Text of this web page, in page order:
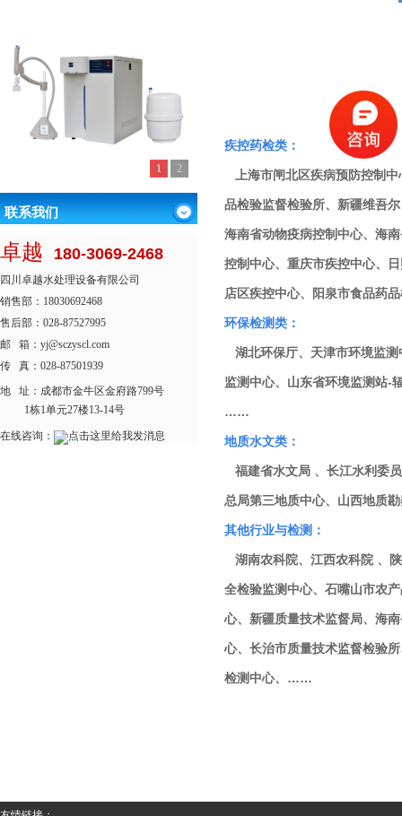
1 2
联系我们
卓越 180-3069-2468
四川卓越水处理设备有限公司
销售部：18030692468
售后部：028-87527995
邮 箱：yj@sczyscl.com
传 真：028-87501939
地 址： 成都市金牛区金府路799号
1栋1单元27楼13-14号
在线咨询：
疾控药检类：
上海市闸北区疾病预防控制中
品检验监督检验所、新疆维吾
海南省动物疫病控制中心、海
控制中心、重庆市疾控中心、
店区疾控中心、阳泉市食品药
环保检测类：
湖北环保厅、天津市环境监测
监测中心、山东省环境监测站-
……
地质水文类：
福建省水文局 、长江水利委
总局第三地质中心、山西地质
其他行业与检测：
湖南农科院、江西农科院 、
全检验监测中心、石嘴山市农
心、新疆质量技术监督局、海
心、长治市质量技术监督检验
检测中心、……